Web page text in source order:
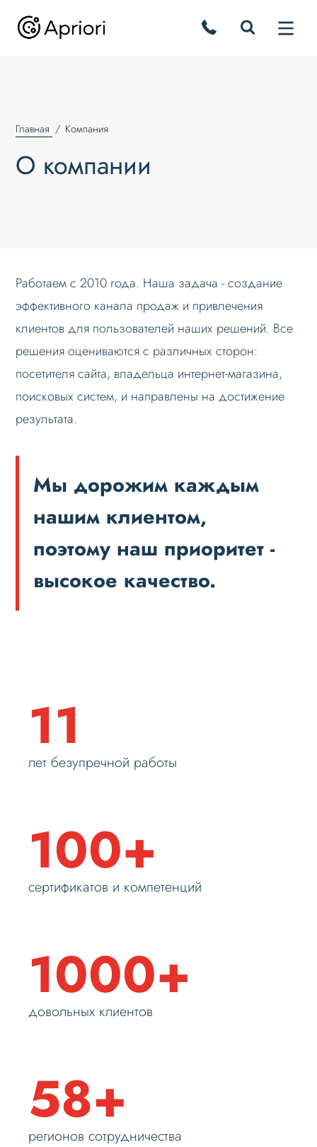
Главная Компания
О компании
Работаем с 2010 года. Наша задача - cоздание
эффективного канала продаж и привлечения
клиентов для пользователей наших решений. Все
решения оцениваются с различных сторон:
посетителя сайта, владельца интернет-магазина,
поисковых систем, и направлены на достижение
результата.
Мы дорожим каждым
нашим клиентом,
поэтому наш приоритет -
высокое качество.
11
лет безупречной работы
100+
сертификатов и компетенций
1000+
довольных клиентов
58+
регионов сотрудничества